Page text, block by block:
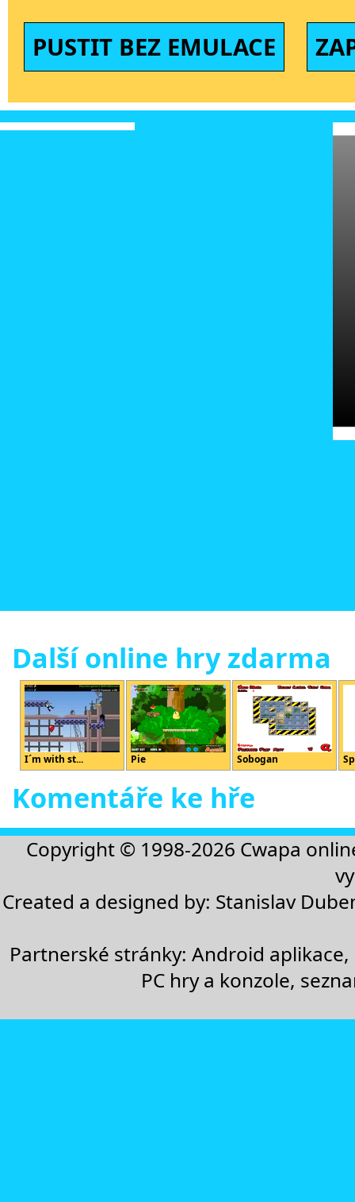
PUSTIT BEZ EMULACE
Další online hry zdarma
I´m with st... Pie Sobogan
Komentáře ke hře
Copyright © 1998-2026 Cwapa
Created a designed by: Stanislav
Partnerské stránky:Android aplikace,
PC hry a konzole,